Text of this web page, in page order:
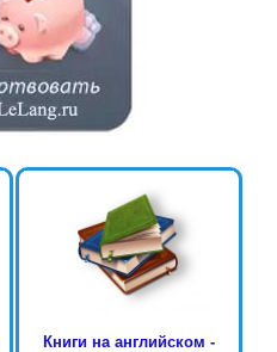
Книги на английском -